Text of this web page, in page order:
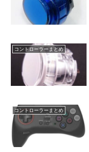
コントローラーまとめ
コントローラーまとめ